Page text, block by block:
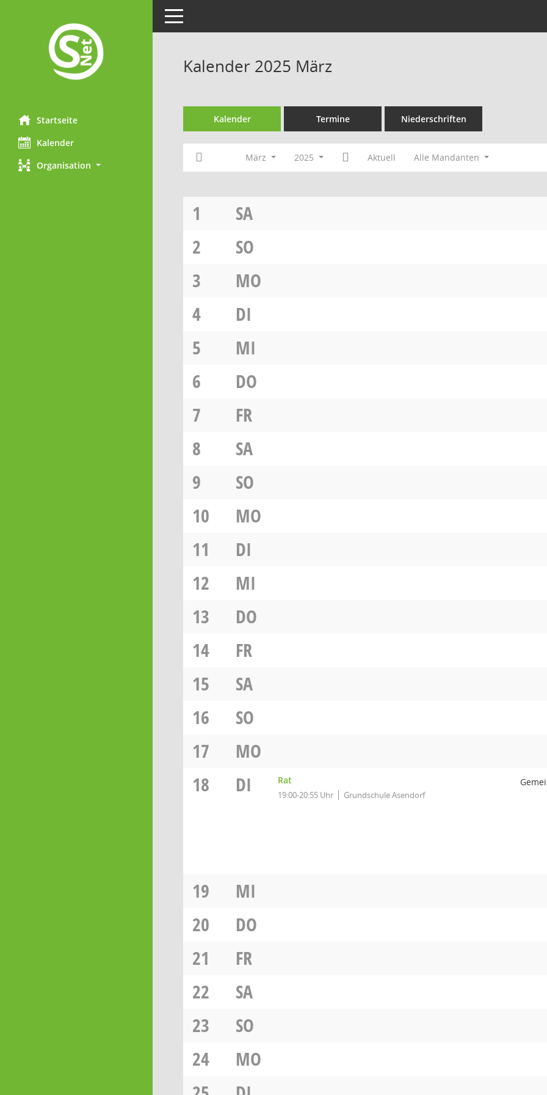
Startseite
Kalender
Organisation
Toggle navigation
Kalender 2025 März
Kalender Termine Niederschriften
März 2025 Aktuell Alle Mandanten
1
SA
2
SO
3
MO
4
DI
5
MI
6
DO
7
FR
8
SA
9
SO
10
MO
11
DI
12
MI
13
DO
14
FR
15
SA
16
SO
17
MO
18
DI Rat
19:00-20:55 Uhr Grundschule Asendorf
19
MI
20
DO
21
FR
22
SA
23
SO
24
MO